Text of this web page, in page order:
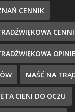
CENNIK
OPINIE
MAŚĆ NA
CIENI DO OCZU